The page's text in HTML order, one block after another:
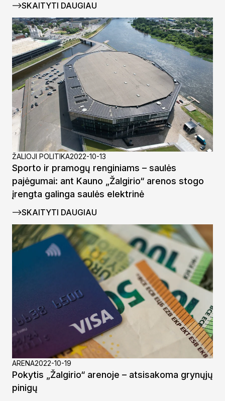
SKAITYTI DAUGIAU
ŽALIOJI POLITIKA2022-10-13
Sporto ir pramogų renginiams – saulės
pajėgumai: ant Kauno „Žalgirio“ arenos stogo
įrengta galinga saulės elektrinė
SKAITYTI DAUGIAU
ARENA2022-10-19
Pokytis „Žalgirio“ arenoje – atsisakoma grynųjų
pinigų